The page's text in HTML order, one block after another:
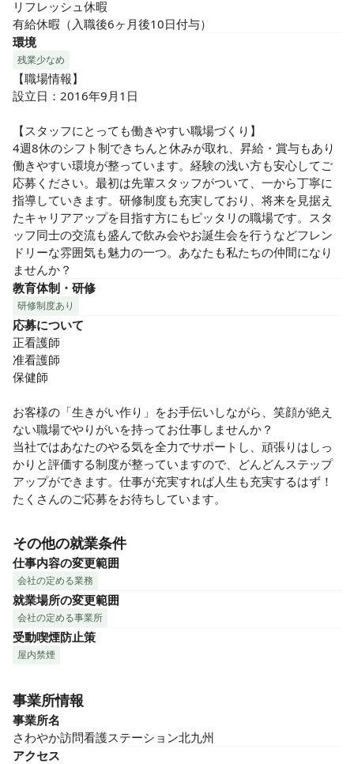
リフレッシュ休暇
有給休暇（入職後6ヶ月後10日付与）
環境
残業少なめ
【職場情報】
設立日：2016年9月1日
【スタッフにとっても働きやすい職場づくり】
4週8休のシフト制できちんと休みが取れ、昇給・賞与もあり
働きやすい環境が整っています。経験の浅い方も安心してご
応募ください。最初は先輩スタッフがついて、一から丁寧に
指導していきます。研修制度も充実しており、将来を見据え
たキャリアアップを目指す方にもピッタリの職場です。スタ
ッフ同士の交流も盛んで飲み会やお誕生会を行うなどフレン
ドリーな雰囲気も魅力の一つ。あなたも私たちの仲間になり
ませんか？
教育体制・研修
研修制度あり
応募について
正看護師
准看護師
保健師
お客様の「生きがい作り」をお手伝いしながら、笑顔が絶え
ない職場でやりがいを持ってお仕事しませんか？
当社ではあなたのやる気を全力でサポートし、頑張りはしっ
かりと評価する制度が整っていますので、どんどんステップ
アップができます。仕事が充実すれば人生も充実するはず！
たくさんのご応募をお待ちしています。
その他の就業条件
仕事内容の変更範囲
会社の定める業務
就業場所の変更範囲
会社の定める事業所
受動喫煙防止策
屋内禁煙
事業所情報
事業所名
さわやか訪問看護ステーション北九州
アクセス